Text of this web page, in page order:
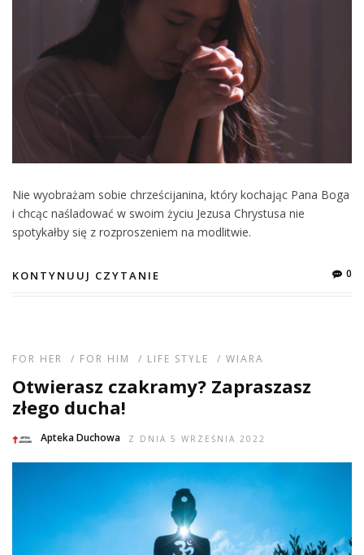
Nie wyobrażam sobie chrześcijanina, który kochając Pana Boga
i chcąc naśladować w swoim życiu Jezusa Chrystusa nie
spotykałby się z rozproszeniem na modlitwie.
KONTYNUUJ CZYTANIE 0
FOR HER / FOR HIM / LIFE STYLE / WIARA
Otwierasz czakramy? Zapraszasz
złego ducha!
Apteka Duchowa Z DNIA 5 WRZEŚNIA 2022